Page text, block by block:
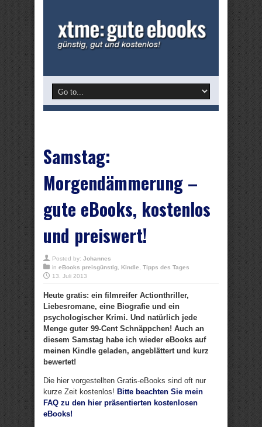
Samstag:
Morgendämmerung –
gute eBooks, kostenlos
und preiswert!
Posted by: Johannes
in eBooks preisgünstig Kindle
Tipps des Tages
13. Juli 2013
Heute gratis: ein filmreifer Actionthriller,
Liebesromane, eine Biografie und ein
psychologischer Krimi. Und natürlich jede
Menge guter 99-Cent Schnäppchen! Auch an
diesem Samstag habe ich wieder eBooks auf
meinen Kindle geladen, angeblättert und kurz
bewertet!
Die hier vorgestellten Gratis-eBooks sind oft nur
kurze Zeit kostenlos! Bitte beachten Sie mein
FAQ zu den hier präsentierten kostenlosen
eBooks!